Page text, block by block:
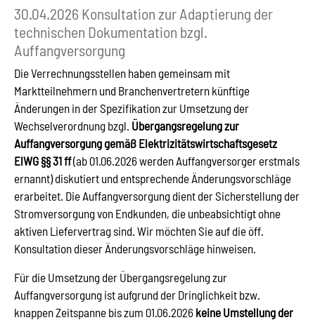
30.04.2026 Konsultation zur Adaptierung der
technischen Dokumentation bzgl.
Auffangversorgung
Die Verrechnungsstellen haben gemeinsam mit
Marktteilnehmern und Branchenvertretern künftige
Änderungen in der Spezifikation zur Umsetzung der
Wechselverordnung bzgl. Übergangsregelung zur
Auffangversorgung gemäß Elektrizitätswirtschaftsgesetz
ElWG §§ 31 ff(ab 01.06.2026 werden Auffangversorger erstmals
ernannt) diskutiert und entsprechende Änderungsvorschläge
erarbeitet. Die Auffangversorgung dient der Sicherstellung der
Stromversorgung von Endkunden, die unbeabsichtigt ohne
aktiven Liefervertrag sind. Wir möchten Sie auf die öff.
Konsultation dieser Änderungsvorschläge hinweisen.
Für die Umsetzung der Übergangsregelung zur
Auffangversorgung ist aufgrund der Dringlichkeit bzw.
knappen Zeitspanne bis zum 01.06.2026 keine Umstellung der